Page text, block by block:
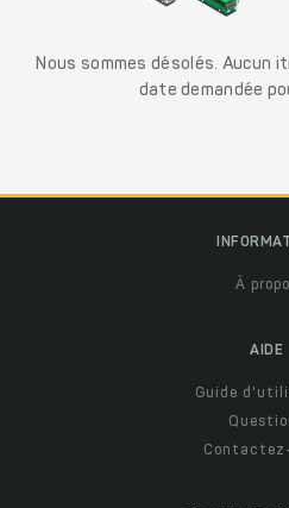
Nous sommes désolés. Aucun
date demandée
À
AIDE
Guide